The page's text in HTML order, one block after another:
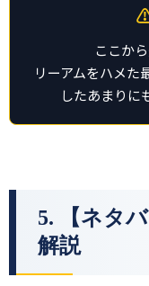
ここか
リーアムをハメた
したあまりに
5. 【ネタ
解説